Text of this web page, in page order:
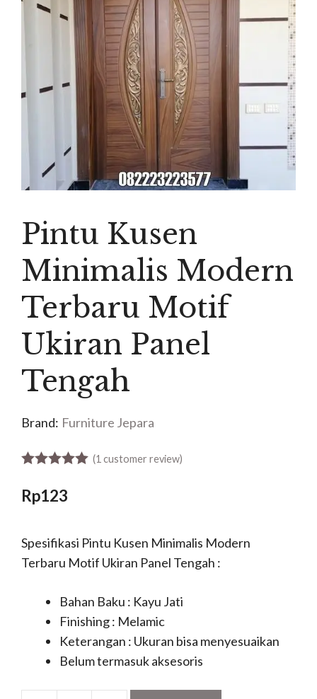
Pintu Kusen
Minimalis Modern
Terbaru Motif
Ukiran Panel
Tengah
Brand: Furniture Jepara
(1 customer review)
Rp123
Spesifikasi Pintu Kusen Minimalis Modern
Terbaru Motif Ukiran Panel Tengah :
Bahan Baku : Kayu Jati
Finishing : Melamic
Keterangan : Ukuran bisa menyesuaikan
Belum termasuk aksesoris